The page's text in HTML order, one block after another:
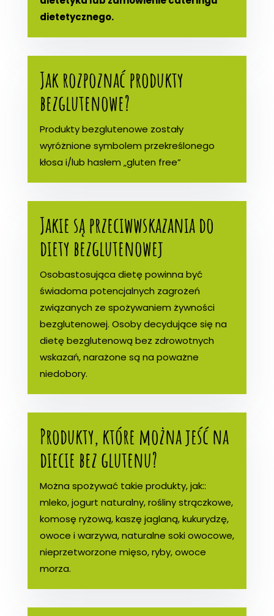
dietetycznego.
Jak rozpoznać produkty
bezglutenowe?
Produkty bezglutenowe zostały
wyróżnione symbolem przekreślonego
kłosa i/lub hasłem „gluten free”
Jakie są przeciwwskazania do
diety bezglutenowej
Osobastosująca dietę powinna być
świadoma potencjalnych zagrożeń
związanych ze spożywaniem żywności
bezglutenowej. Osoby decydujące się na
dietę bezglutenową bez zdrowotnych
wskazań, narażone są na poważne
niedobory.
Produkty, które można jeść na
diecie bez glutenu?
Można spożywać takie produkty, jak::
mleko, jogurt naturalny, rośliny strączkowe,
komosę ryżową, kaszę jaglaną, kukurydzę,
owoce i warzywa, naturalne soki owocowe,
nieprzetworzone mięso, ryby, owoce
morza.